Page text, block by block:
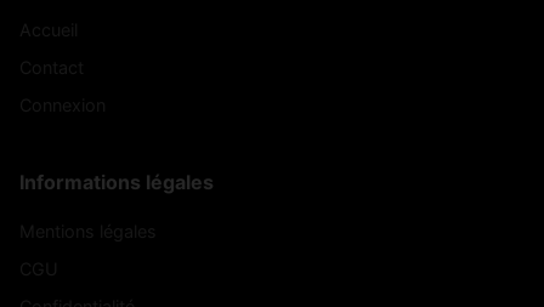
Informations légales